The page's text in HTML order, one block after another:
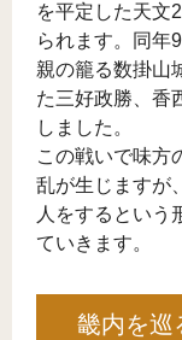
を平定した天文
られます。同年
親の籠る数掛山
た三好政勝、香
しました。
この戦いで味方
乱が生じますが
人をするという
ていきます。
畿内を巡